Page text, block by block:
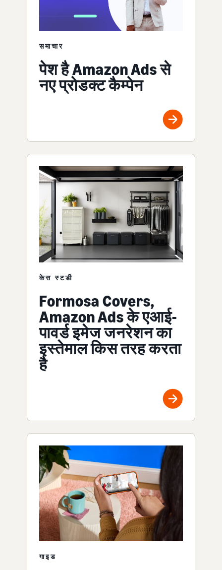
समाचार
पेश है Amazon Ads से
नए प्रोडक्ट कैम्पेन
केस स्टडी
Formosa Covers,
Amazon Ads के एआई-
पावर्ड इमेज जनरेशन का
इस्तेमाल किस तरह करता
है
गाइड